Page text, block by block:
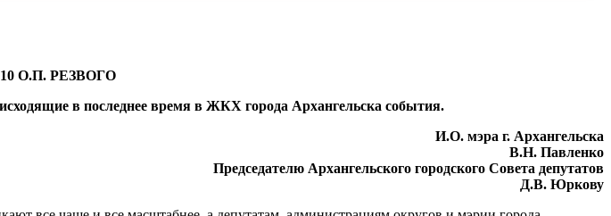
О.П. РЕЗВОГО
в последнее время в ЖКХ города Архангельска события.
И.О. мэра г. Архангельска
В.Н. Павленко
Председателю Архангельского городского Совета депутатов
Д.В. Юркову